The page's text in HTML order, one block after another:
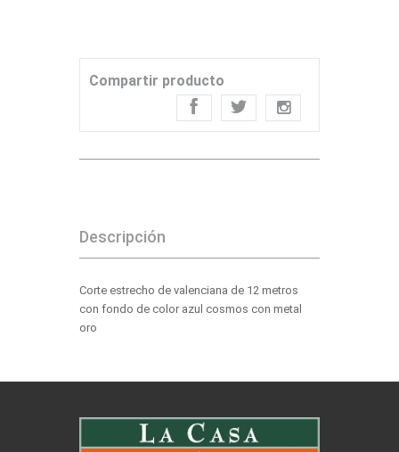
Compartir producto
Descripción
Corte estrecho de valenciana de 12 metros
con fondo de color azul cosmos con metal
oro